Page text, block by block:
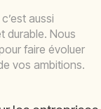
aussi
durable. Nous
faire évoluer
vos ambitions.